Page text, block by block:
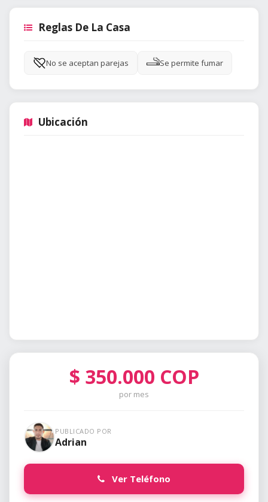
Reglas De La Casa
No se aceptan parejas Se permite fumar
Ubicación
$ 350.000 COP
por mes
PUBLICADO POR
Adrian
Ver Teléfono